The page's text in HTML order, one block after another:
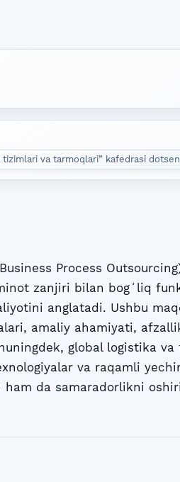
va tarmoqlari” kafedrasi
Process
zanjiri bilan bogʻliq
anglatadi. Ushbu
amaliy ahamiyati,
global logistika va
va raqamli
da samaradorlikni